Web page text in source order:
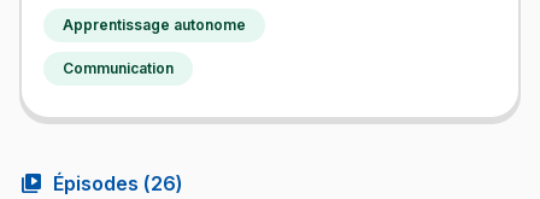
Apprentissage autonome
Communication
video_library Épisodes (26)